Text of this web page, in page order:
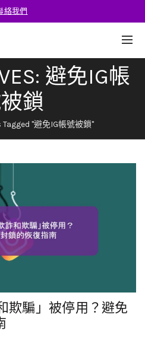
絡我們
避免IG帳
鎖
"避免IG帳號被鎖"
欺騙」被停用？避免